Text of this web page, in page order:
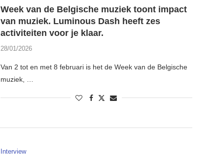
Week van de Belgische muziek toont impact
van muziek. Luminous Dash heeft zes
activiteiten voor je klaar.
28/01/2026
Van 2 tot en met 8 februari is het de Week van de Belgische
muziek, …
Interview